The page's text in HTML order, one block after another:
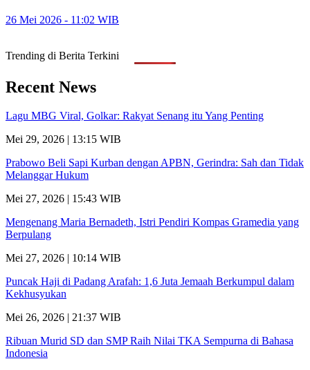
26 Mei 2026 - 11:02 WIB
Trending di Berita Terkini
Recent News
Lagu MBG Viral, Golkar: Rakyat Senang itu Yang Penting
Mei 29, 2026 | 13:15 WIB
Prabowo Beli Sapi Kurban dengan APBN, Gerindra: Sah dan Tidak
Melanggar Hukum
Mei 27, 2026 | 15:43 WIB
Mengenang Maria Bernadeth, Istri Pendiri Kompas Gramedia yang
Berpulang
Mei 27, 2026 | 10:14 WIB
Puncak Haji di Padang Arafah: 1,6 Juta Jemaah Berkumpul dalam
Kekhusyukan
Mei 26, 2026 | 21:37 WIB
Ribuan Murid SD dan SMP Raih Nilai TKA Sempurna di Bahasa
Indonesia